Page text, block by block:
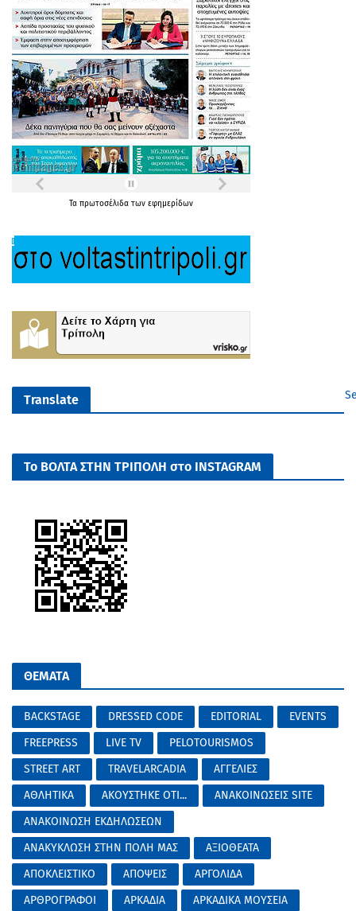
Τα πρωτοσέλιδα των εφημερίδων
Translate
Το ΒΟΛΤΑ ΣΤΗΝ ΤΡΙΠΟΛΗ στο INSTAGRAM
ΘΕΜΑΤΑ
BACKSTAGE DRESSED CODE EDITORIAL
EVENTS
FREEPRESS
LIVE TV
PELOTOURISMOS
STREET ART
TRAVELARCADIA
ΑΓΓΕΛΙΕΣ
ΑΘΛΗΤΙΚΑ
ΑΚΟΥΣΤΗΚΕ ΟΤΙ...
ΑΝΑΚΟΙΝΩΣΕΙΣ SITE
ΑΝΑΚΟΙΝΩΣΗ ΕΚΔΗΛΩΣΕΩΝ
ΑΝΑΚΥΚΛΩΣΗ ΣΤΗΝ ΠΟΛΗ ΜΑΣ
ΑΞΙΟΘΕΑΤΑ
ΑΠΟΚΛΕΙΣΤΙΚΟ
ΑΠΟΨΕΙΣ
ΑΡΓΟΛΙΔΑ
ΑΡΘΡΟΓΡΑΦΟΙ
ΑΡΚΑΔΙΑ
ΑΡΚΑΔΙΚΑ ΜΟΥΣΕΙΑ